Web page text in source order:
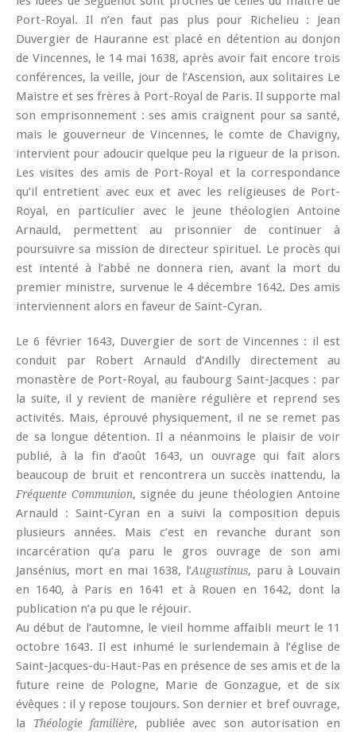
Port-Royal. Il n’en faut pas plus pour Richelieu : Jean
Duvergier de Hauranne est placé en détention au donjon
de Vincennes, le 14 mai 1638, après avoir fait encore trois
conférences, la veille, jour de l’Ascension, aux solitaires Le
Maistre et ses frères à Port-Royal de Paris. Il supporte mal
son emprisonnement : ses amis craignent pour sa santé,
mais le gouverneur de Vincennes, le comte de Chavigny,
intervient pour adoucir quelque peu la rigueur de la prison.
Les visites des amis de Port-Royal et la correspondance
qu’il entretient avec eux et avec les religieuses de Port-
Royal, en particulier avec le jeune théologien Antoine
Arnauld, permettent au prisonnier de continuer à
poursuivre sa mission de directeur spirituel. Le procès qui
est intenté à l’abbé ne donnera rien, avant la mort du
premier ministre, survenue le 4 décembre 1642. Des amis
interviennent alors en faveur de Saint-Cyran.
Le 6 février 1643, Duvergier de sort de Vincennes : il est
conduit par Robert Arnauld d’Andilly directement au
monastère de Port-Royal, au faubourg Saint-Jacques : par
la suite, il y revient de manière régulière et reprend ses
activités. Mais, éprouvé physiquement, il ne se remet pas
de sa longue détention. Il a néanmoins le plaisir de voir
publié, à la fin d’août 1643, un ouvrage qui fait alors
beaucoup de bruit et rencontrera un succès inattendu, la
Fréquente Communion, signée du jeune théologien Antoine
Arnauld : Saint-Cyran en a suivi la composition depuis
plusieurs années. Mais c’est en revanche durant son
incarcération qu’a paru le gros ouvrage de son ami
Jansénius, mort en mai 1638, l’Augustinus, paru à Louvain
en 1640, à Paris en 1641 et à Rouen en 1642, dont la
publication n’a pu que le réjouir.
Au début de l’automne, le vieil homme affaibli meurt le 11
octobre 1643. Il est inhumé le surlendemain à l’église de
Saint-Jacques-du-Haut-Pas en présence de ses amis et de la
future reine de Pologne, Marie de Gonzague, et de six
évêques : il y repose toujours. Son dernier et bref ouvrage,
la
Théologie familière, publiée avec son autorisation en